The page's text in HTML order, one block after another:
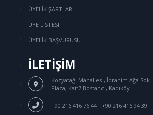
ÜYELİK ŞARTLARI
ÜYE LİSTESİ
ÜYELİK BAŞVURUSU
İLETİŞİM
Kozyatağı Mahallesi, İbrahim Ağa Sok.
Plaza, Kat:7 Bostancı, Kadıköy
+90 216 416 76 44/ +90 216 416 94 39